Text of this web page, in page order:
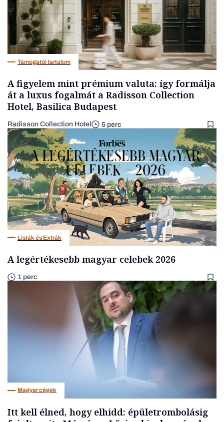
Támogatói tartalom
A figyelem mint prémium valuta: így formálja
át a luxus fogalmát a Radisson Collection
Hotel, Basilica Budapest
Radisson Collection Hotel 5 perc
Listák és Extrák
A legértékesebb magyar celebek 2026
1 perc
Magyar cégek
Itt kell élned, hogy elhidd: épületrombolásig